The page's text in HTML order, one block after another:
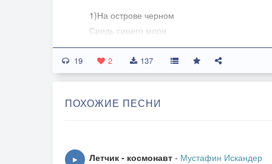
1)На острове черном
Средь синего моря
Ругаются чайки
А волны им вторят
Стоят капитаны
Не знает покоя
ПРИПЕВ:
19 2 137
ПОХОЖИЕ ПЕСНИ
▶ Летчик - космонавт - Мустафин Искандер